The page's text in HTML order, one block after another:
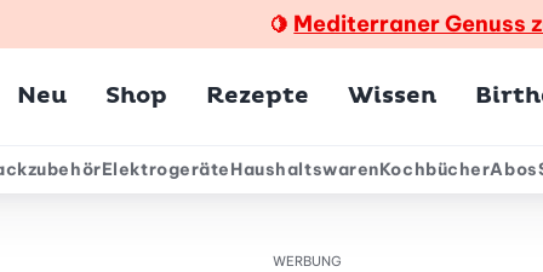
🍋 Mediterraner Genuss
Neu Shop Rezepte Wissen
ElektrogeräteHaushaltswarenKochbücherAbos
WERBUNG